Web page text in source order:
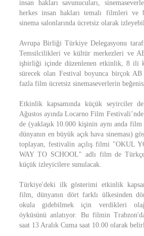
insan hakları savunucuları,
herkes insan hakları temalı filmleri ve
sinema salonlarında ücretsiz olarak
Avrupa Birliği Türkiye Delegasyonu
Temsilcilikleri ve kültür merkezleri ve
işbirliği içinde düzenlenen etkinlik, 8 ili
sürecek olan Festival boyunca birçok
fazla film ücretsiz sinemaseverlerin
Etkinlik kapsamında küçük seyirciler
Ağustos ayında Locarno Film
de (yaklaşık 10.000 kişinin aynı anda
dünyanın en büyük açık hava sineması)
toplayan, festivalin açılış filmi "OKUL
WAY TO SCHOOL" adlı film de
küçük izleyicilere sunulacak.
Türkiye'deki ilk gösterimi etkinlik
film, dünyanın dört farklı ülkesinden
okula gidebilmek için verdikleri
öyküsünü anlatıyor. Bu filmin
saat 13 Aralık Cuma saat 10.00 olarak